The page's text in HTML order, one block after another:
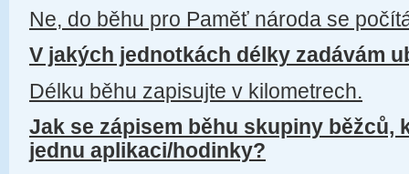
Ne, do běhu pro Paměť národa se
V jakých jednotkách délky zadávám
Délku běhu zapisujte v kilometrech.
Jak se zápisem běhu skupiny běžců,
jednu aplikaci/hodinky?